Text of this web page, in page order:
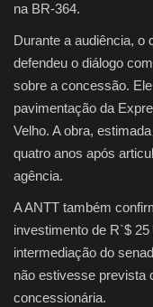
na BR-364.
Durante a audiência, o
defendeu o diálogo
sobre a concessão.
pavimentação da
Velho. A obra,
quatro anos após
agência.
A ANTT também
investimento de R`$
intermediação do
não estivesse prevista
concessionária.